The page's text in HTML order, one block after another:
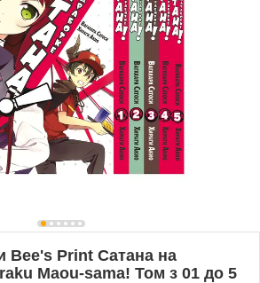
Bee's Print Сатана на
Maou-sama! Том з 01 до 5